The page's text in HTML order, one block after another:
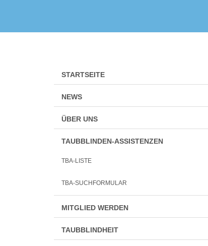
STARTSEITE
NEWS
ÜBER UNS
TAUBBLINDEN-ASSISTENZEN
TBA-LISTE
TBA-SUCHFORMULAR
MITGLIED WERDEN
TAUBBLINDHEIT